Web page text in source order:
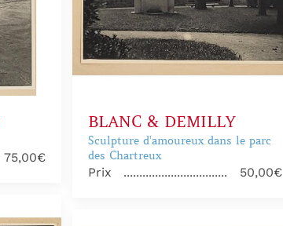
75,00€
BLANC & DEMILLY
Sculpture d'amoureux dans le parc
des Chartreux
Prix 50,00€